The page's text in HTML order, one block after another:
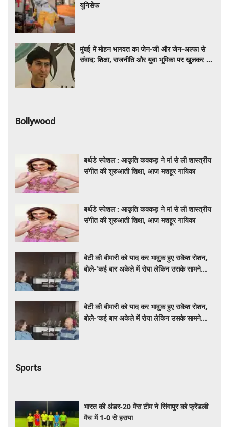
यूनिसेफ
मुंबई में मोहन भागवत का जेन-जी और जेन-अल्फा से
संवाद: शिक्षा, राजनीति और युवा भूमिका पर खुलकर हुई
Bollywood
बर्थडे स्पेशल : आकृति कक्कड़ ने मां से ली शास्त्रीय
संगीत की शुरुआती शिक्षा, आज मशहूर गायिका
बर्थडे स्पेशल : आकृति कक्कड़ ने मां से ली शास्त्रीय
संगीत की शुरुआती शिक्षा, आज मशहूर गायिका
बेटी की बीमारी को याद कर भावुक हुए राकेश रोशन,
बोले-'कई बार अकेले में रोया लेकिन उसके सामने
बेटी की बीमारी को याद कर भावुक हुए राकेश रोशन,
बोले-'कई बार अकेले में रोया लेकिन उसके सामने
Sports
भारत की अंडर-20 मेंस टीम ने सिंगापुर को फ्रेंडली
मैच में 1-0 से हराया